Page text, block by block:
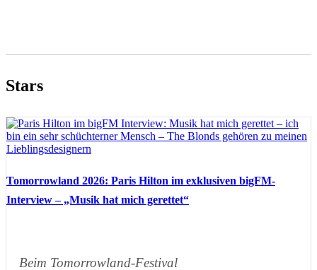
Stars
Tomorrowland 2026: Paris Hilton im exklusiven bigFM-
Interview – „Musik hat mich gerettet“
Beim Tomorrowland-Festival